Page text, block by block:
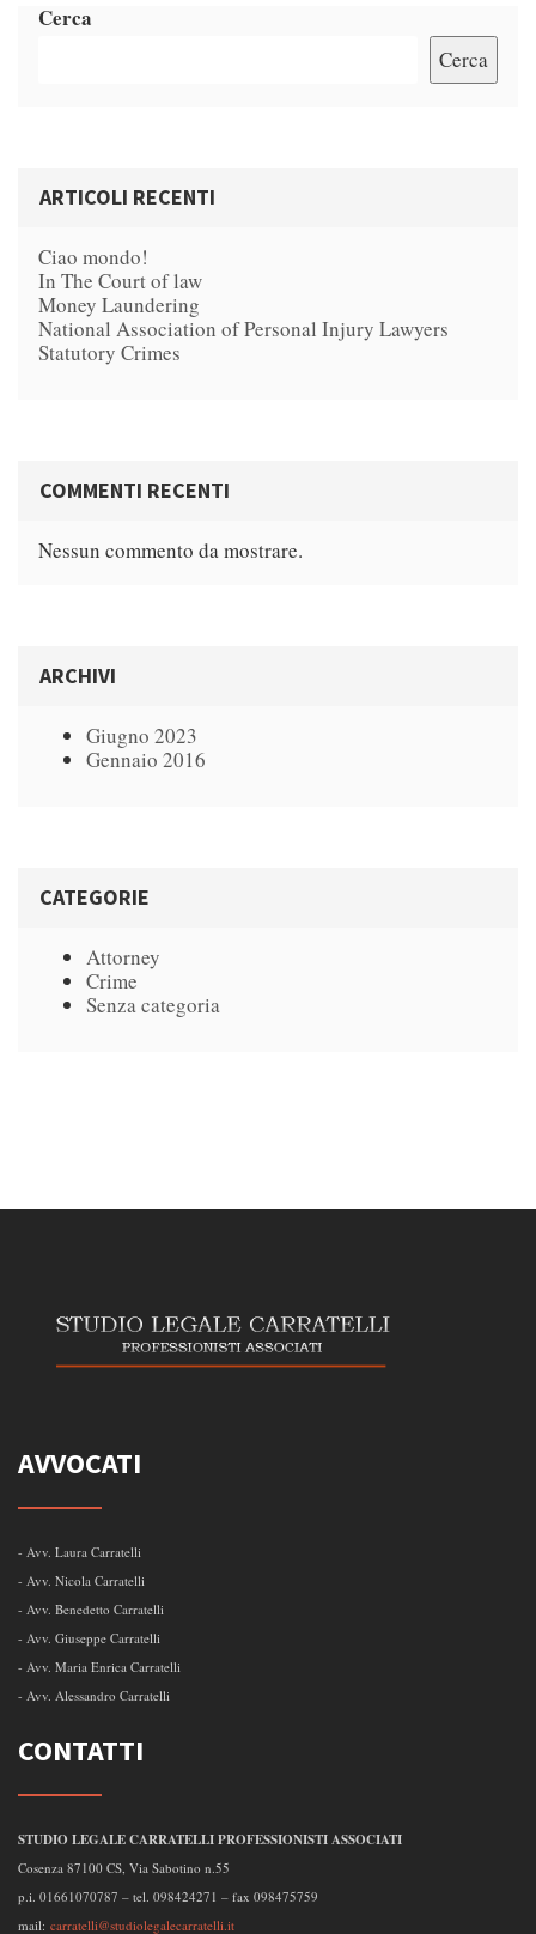
Cerca
Cerca
ARTICOLI RECENTI
Ciao mondo!
In The Court of law
Money Laundering
National Association of Personal Injury Lawyers
Statutory Crimes
COMMENTI RECENTI
Nessun commento da mostrare.
ARCHIVI
Giugno 2023
Gennaio 2016
CATEGORIE
Attorney
Crime
Senza categoria
AVVOCATI
- Avv. Laura Carratelli
- Avv. Nicola Carratelli
- Avv. Benedetto Carratelli
- Avv. Giuseppe Carratelli
- Avv. Maria Enrica Carratelli
- Avv. Alessandro Carratelli
CONTATTI
STUDIO LEGALE CARRATELLI PROFESSIONISTI ASSOCIATI
Cosenza 87100 CS, Via Sabotino n.55
p.i. 01661070787 – tel. 098424271 – fax 098475759
mail: carratelli@studiolegalecarratelli.it